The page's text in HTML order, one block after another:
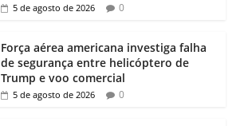
5 de agosto de 2026 0
Força aérea americana investiga falha
de segurança entre helicóptero de
Trump e voo comercial
5 de agosto de 2026 0